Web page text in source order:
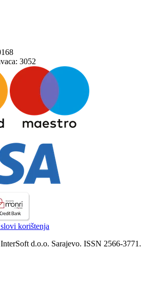
3052
korištenja
d.o.o. Sarajevo. ISSN 2566-3771.